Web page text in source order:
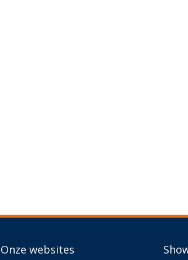
Onze websites